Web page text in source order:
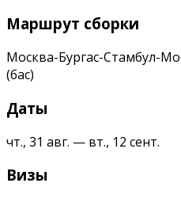
Маршрут сборки
Москва-Бургас-Стамбул-
(бас)
Даты
чт., 31 авг. — вт., 12 сент.
Визы